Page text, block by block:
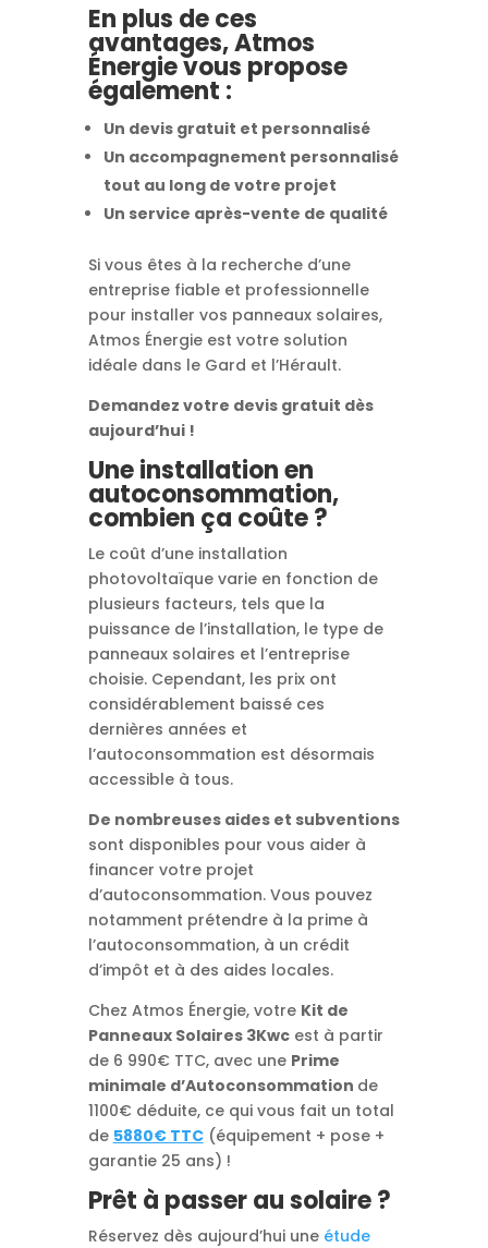
En plus de ces
avantages, Atmos
Énergie vous propose
également :
Un devis gratuit et personnalisé
Un accompagnement personnalisé
tout au long de votre projet
Un service après-vente de qualité
Si vous êtes à la recherche d’une
entreprise fiable et professionnelle
pour installer vos panneaux solaires,
Atmos Énergie est votre solution
idéale dans le Gard et l’Hérault.
Demandez votre devis gratuit dès
aujourd’hui !
Une installation en
autoconsommation,
combien ça coûte ?
Le coût d’une installation
photovoltaïque varie en fonction de
plusieurs facteurs, tels que la
puissance de l’installation, le type de
panneaux solaires et l’entreprise
choisie. Cependant, les prix ont
considérablement baissé ces
dernières années et
l’autoconsommation est désormais
accessible à tous.
De nombreuses aides et subventions
sont disponibles pour vous aider à
financer votre projet
d’autoconsommation. Vous pouvez
notamment prétendre à la prime à
l’autoconsommation, à un crédit
d’impôt et à des aides locales.
Chez Atmos Énergie, votre Kit de
Panneaux Solaires 3Kwcest à partir
de 6 990€ TTC, avec une Prime
minimale d’Autoconsommation de
1100€ déduite, ce qui vous fait un total
de 5880€ TTC(équipement + pose +
garantie 25 ans) !
Prêt à passer au solaire ?
Réservez dès aujourd’hui une étude